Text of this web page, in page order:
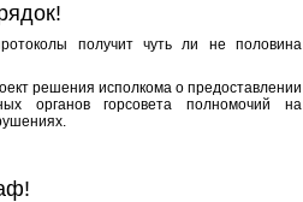
получит чуть ли не половина
решения исполкома о предоставлении
органов горсовета полномочий на